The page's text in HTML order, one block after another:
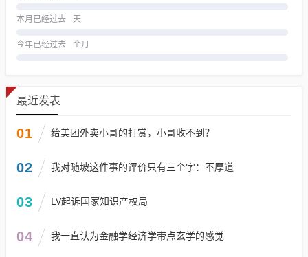
本月已经过去 天
今年已经过去 个月
最近发表
01 给美团外卖小哥的打赏，小哥收不到？
02 我对随坡这件事的评价只有三个字：不厚道
03 LV起诉国家知识产权局
04 我一直认为金融学经济学带点玄学的感觉